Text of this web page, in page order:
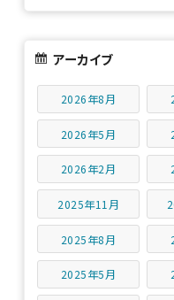
アーカイブ
2026年8月
2026年5月
2026年2月
2025年11月
2025年8月
2025年5月